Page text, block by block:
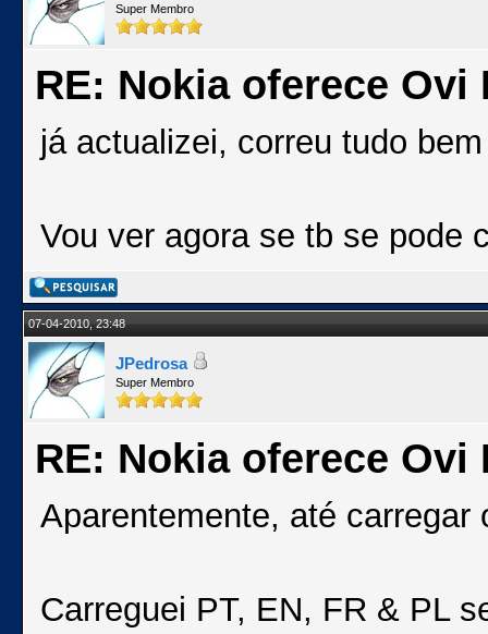
Super Membro
RE: Nokia oferece Ovi
já actualizei, correu tudo
Vou ver agora se tb se pode
07-04-2010, 23:48
JPedrosa
Super Membro
RE: Nokia oferece Ovi
Aparentemente, até carregar
Carreguei PT, EN, FR & PL